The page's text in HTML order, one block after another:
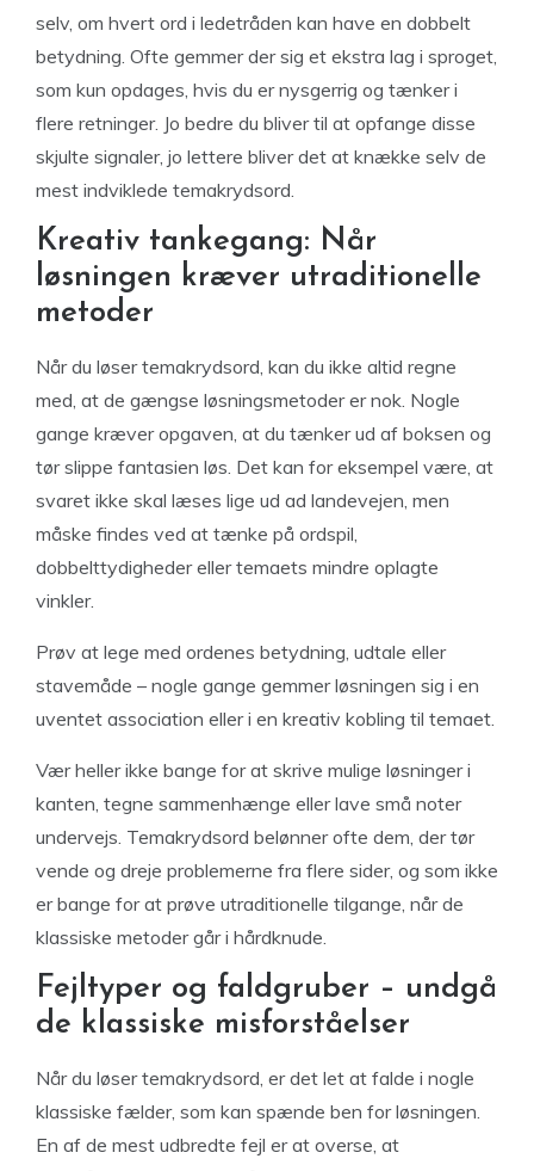
selv, om hvert ord i ledetråden kan have en dobbelt
betydning. Ofte gemmer der sig et ekstra lag i sproget,
som kun opdages, hvis du er nysgerrig og tænker i
flere retninger. Jo bedre du bliver til at opfange disse
skjulte signaler, jo lettere bliver det at knække selv de
mest indviklede temakrydsord.
Kreativ tankegang: Når
løsningen kræver utraditionelle
metoder
Når du løser temakrydsord, kan du ikke altid regne
med, at de gængse løsningsmetoder er nok. Nogle
gange kræver opgaven, at du tænker ud af boksen og
tør slippe fantasien løs. Det kan for eksempel være, at
svaret ikke skal læses lige ud ad landevejen, men
måske findes ved at tænke på ordspil,
dobbelttydigheder eller temaets mindre oplagte
vinkler.
Prøv at lege med ordenes betydning, udtale eller
stavemåde – nogle gange gemmer løsningen sig i en
uventet association eller i en kreativ kobling til temaet.
Vær heller ikke bange for at skrive mulige løsninger i
kanten, tegne sammenhænge eller lave små noter
undervejs. Temakrydsord belønner ofte dem, der tør
vende og dreje problemerne fra flere sider, og som ikke
er bange for at prøve utraditionelle tilgange, når de
klassiske metoder går i hårdknude.
Fejltyper og faldgruber – undgå
de klassiske misforståelser
Når du løser temakrydsord, er det let at falde i nogle
klassiske fælder, som kan spænde ben for løsningen.
En af de mest udbredte fejl er at overse, at